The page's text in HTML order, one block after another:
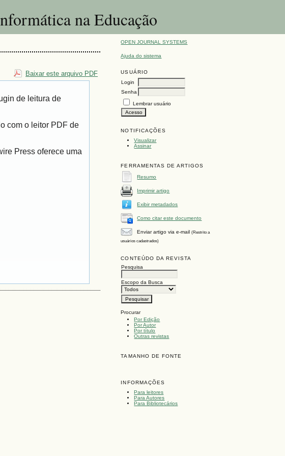
na Educação
OPEN JOURNAL SYSTEMS
Ajuda do sistema
USUÁRIO
Login
Senha
Lembrar usuário
NOTIFICAÇÕES
Visualizar
Assinar
FERRAMENTAS DE ARTIGOS
Resumo
Imprimir artigo
Exibir metadados
Como citar este documento
Enviar artigo via e-mail(Restrito a
usuários cadastrados)
CONTEÚDO DA REVISTA
Pesquisa
Escopo da Busca
Procurar
Por Edição
Por Autor
Por título
Outras revistas
TAMANHO DE FONTE
INFORMAÇÕES
Para leitores
Para Autores
Para Bibliotecários
Baixar este arquivo PDF
de leitura de
com o leitor PDF de
Press oferece uma